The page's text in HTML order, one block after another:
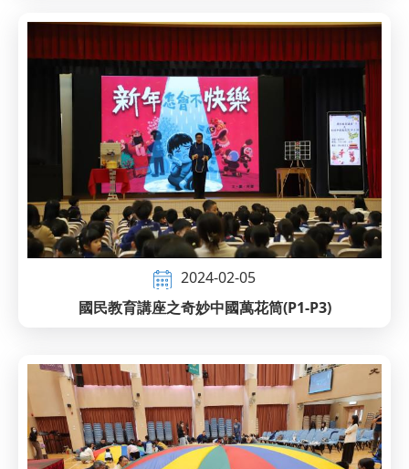
2024-02-05
國民教育講座之奇妙中國萬花筒(P1-P3)